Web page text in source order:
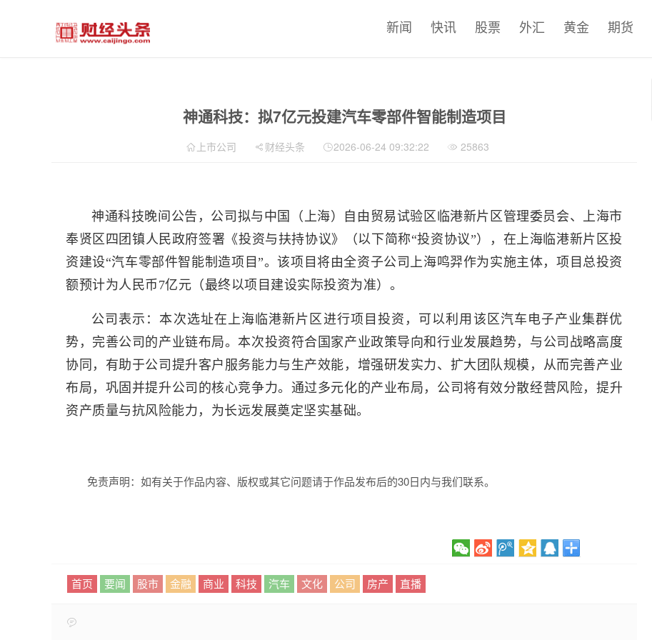
新闻 快讯 股票 外汇 黄金 期货
神通科技：拟7亿元投建汽车零部件智能制造项目
上市公司 财经头条 2026-06-24 09:32:22 25863
神通科技晚间公告，公司拟与中国（上海）自由贸易试验区临港新片区管理委员会、上海市
奉贤区四团镇人民政府签署《投资与扶持协议》（以下简称“投资协议”），在上海临港新片区投
资建设“汽车零部件智能制造项目”。该项目将由全资子公司上海鸣羿作为实施主体，项目总投资
额预计为人民币7亿元（最终以项目建设实际投资为准）。
公司表示：本次选址在上海临港新片区进行项目投资，可以利用该区汽车电子产业集群优
势，完善公司的产业链布局。本次投资符合国家产业政策导向和行业发展趋势，与公司战略高度
协同，有助于公司提升客户服务能力与生产效能，增强研发实力、扩大团队规模，从而完善产业
布局，巩固并提升公司的核心竞争力。通过多元化的产业布局，公司将有效分散经营风险，提升
资产质量与抗风险能力，为长远发展奠定坚实基础。
免责声明：如有关于作品内容、版权或其它问题请于作品发布后的30日内与我们联系。
首页 要闻 股市 金融 商业 科技 汽车 文化 公司 房产 直播